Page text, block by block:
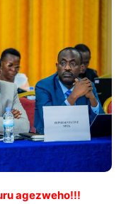
agezweho!!!